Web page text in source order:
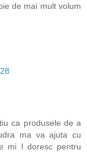
de mai mult volum
ca produsele de a
ma va ajuta cu
mi l doresc pentru